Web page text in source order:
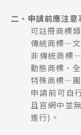
二、申請前應注意
可註冊商標
傳統商標—
非傳統商標
動態商標、
特殊商標—
申請前可自
且官網中並
進行)。